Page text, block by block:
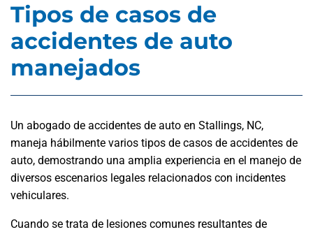
Tipos de casos de
accidentes de auto
manejados
Un abogado de accidentes de auto en Stallings, NC,
maneja hábilmente varios tipos de casos de accidentes de
auto, demostrando una amplia experiencia en el manejo de
diversos escenarios legales relacionados con incidentes
vehiculares.
Cuando se trata de lesiones comunes resultantes de